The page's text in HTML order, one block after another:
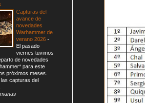
Capturas del
avance de
novedades
Warhammer de
verano 2026 -
El pasado
viernes tuvimos
de novedades
para este
próximos meses.
capturas del